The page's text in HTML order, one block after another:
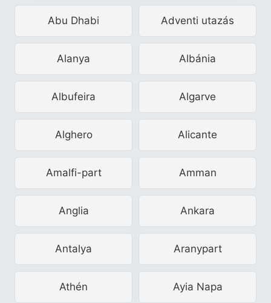
Abu Dhabi Adventi utazás
Alanya Albánia
Albufeira Algarve
Alghero Alicante
Amalfi-part Amman
Anglia Ankara
Antalya Aranypart
Athén Ayia Napa